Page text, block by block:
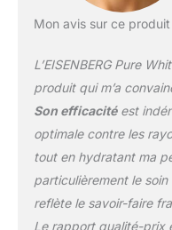
Mon avis sur ce produit
L’EISENBERG Pure
produit qui m’a
Son efficacitéest
optimale contre les
tout en hydratant ma
particulièrement le
reflète le savoir-faire
Le rapport qualité-prix